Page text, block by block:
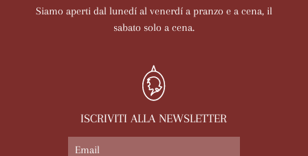
Siamo aperti dal lunedí al venerdí a pranzo e a cena, il
sabato solo a cena.
ISCRIVITI ALLA NEWSLETTER